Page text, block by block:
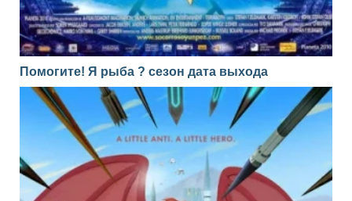
Помогите! Я рыба ? сезон дата выхода